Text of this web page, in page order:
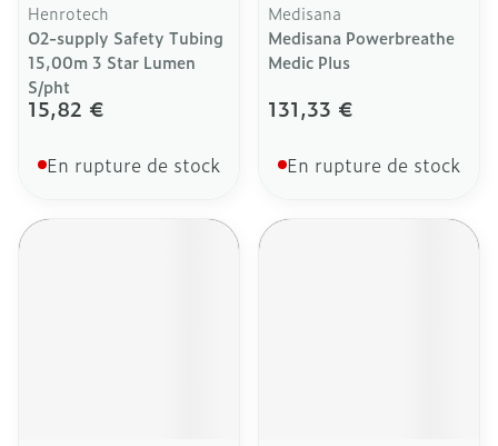
Henrotech
O2-supply Safety Tubing
15,00m 3 Star Lumen
S/pht
15,82 €
En rupture de stock
Medisana
Medisana Powerbreathe
Medic Plus
131,33 €
En rupture de stock